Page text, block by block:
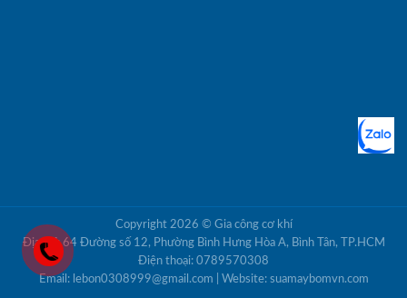
Copyright 2026 © Gia công cơ khí
Địa chỉ: 64 Đường số 12, Phường Bình Hưng Hòa A, Bình Tân, TP.HCM
Điện thoại: 0789570308
Email: lebon0308999@gmail.com | Website: suamaybomvn.com